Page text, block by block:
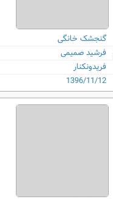
گنجشک خانگی
فرشید صمیمی
فریدونکنار
1396/11/12